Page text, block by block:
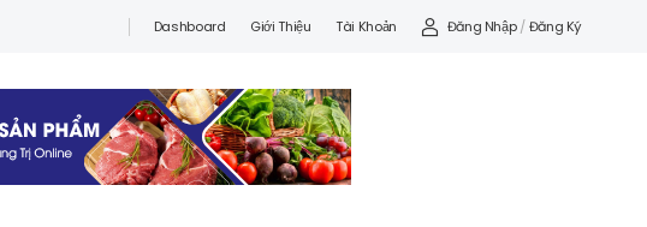
Dashboard Giới Thiệu Tài Khoản Đăng Nhập / Đăng Ký